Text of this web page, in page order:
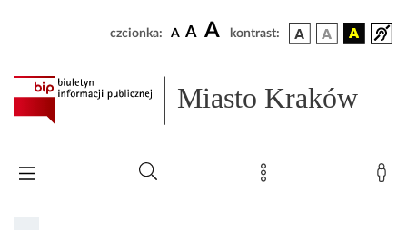
czcionka: A A A kontrast:
Miasto Kraków